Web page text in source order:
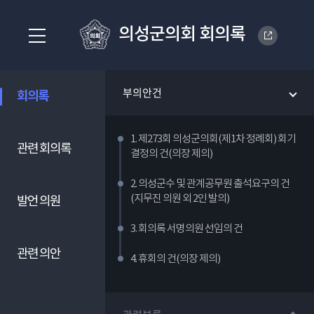
의성군의회 회의록
회의록 부의안건
1. 제273회 의성군의회(제1차 정례회) 회기
결정의 건(의장 제의)
2. 의성군수 및 관계공무원 출석요구의 건
(지무진 의원 외 2인 발의)
3. 회의록 서명의원 선임의 건
4. 휴회의 건(의장 제의)
관련 회의록
발언 의원
관련 의안